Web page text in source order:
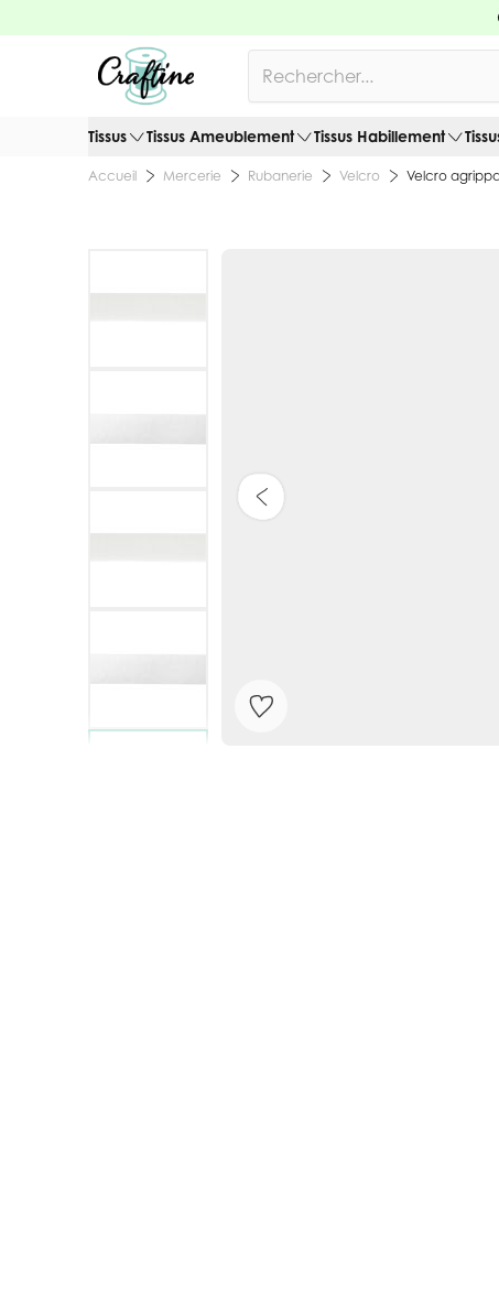
Tissus Tissus Ameublement Tissus Habillement
Accueil Mercerie Rubanerie Velcro Velcro